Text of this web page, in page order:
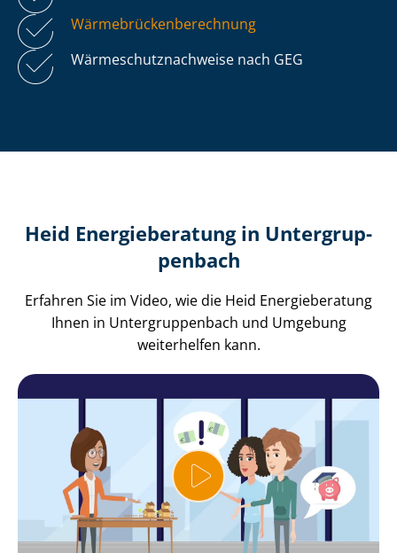
Wär­me­brü­cken­be­rech­nung
Wär­me­schutz­nach­wei­se nach GEG
Heid Energieberatung in Un­ter­grup­
pen­bach
Erfahren Sie im Video, wie die Heid Energieberatung
Ihnen in Un­ter­grup­pen­bach und Umgebung
weiterhelfen kann.